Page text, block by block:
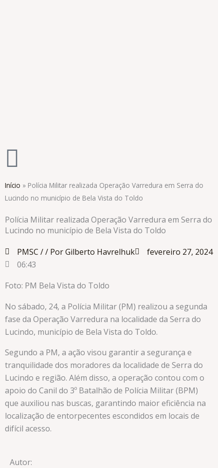
Início » Polícia Militar realizada Operação Varredura em Serra do
Lucindo no município de Bela Vista do Toldo
Polícia Militar realizada Operação Varredura em Serra do
Lucindo no município de Bela Vista do Toldo
PMSC // Por Gilberto Havrelhuk
fevereiro 27, 2024
06:43
Foto: PM Bela Vista do Toldo
No sábado, 24, a Polícia Militar (PM) realizou a segunda
fase da Operação Varredura na localidade da Serra do
Lucindo, município de Bela Vista do Toldo.
Segundo a PM, a ação visou garantir a segurança e
tranquilidade dos moradores da localidade de Serra do
Lucindo e região. Além disso, a operação contou com o
apoio do Canil do 3º Batalhão de Polícia Militar (BPM)
que auxiliou nas buscas, garantindo maior eficiência na
localização de entorpecentes escondidos em locais de
difícil acesso.
Autor: